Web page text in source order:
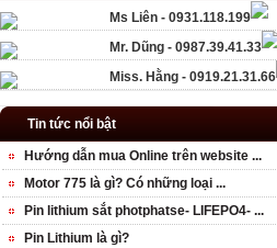
Ms Liên - 0931.118.199
Mr. Dũng - 0987.39.41.33
Miss. Hằng - 0919.21.31.66
Tin tức nổi bật
Hướng dẫn mua Online trên website ...
Motor 775 là gì? Có những loại ...
Pin lithium sắt photphatse- LIFEPO4- ...
Pin Lithium là gì?